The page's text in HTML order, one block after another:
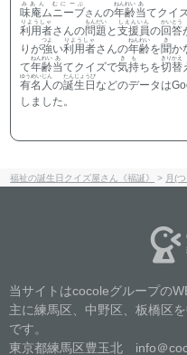
味庵ムニーブ
みあん むにーぶ
さんの年齢
ねんれい
当
あ
てクイ
利用者
りようしゃ
さんの問題
もんだい
と支援員
しえんいん
の回答
かいとう
りが強
つよ
い利用者
りようしゃ
さんの年齢
ねんれい
を聞
き
か
て年齢
ねんれい
当
あ
てクイズで気持
きも
ちを切替
きりかえ
有名人
ゆうめいじん
の誕生日
たんじょうび
などのデータは
しました。
福祉の誕生日クイズ屋さん《福誕》 > 月(
当サイトはcocoleグループの
主に練馬区、中野区、板橋区
です。
東京都練馬区豊玉北 info＠